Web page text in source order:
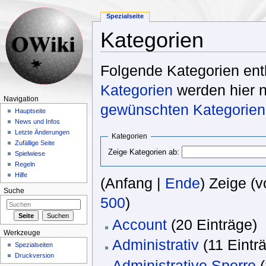
Kategorien
Folgende Kategorien
Kategorien werden hier
gewünschten Kategorien
Kategorien
Zeige Kategorien ab:
(Anfang | Ende) Zeige
500)
Account‏‎ (20 Einträge)
Administrativ (11
Spezialseite
Navigation
Hauptseite
News und Infos
Letzte Änderungen
Zufällige Seite
Spielwiese
Regeln
Hilfe
Suche
Werkzeuge
Spezialseiten
Druckversion